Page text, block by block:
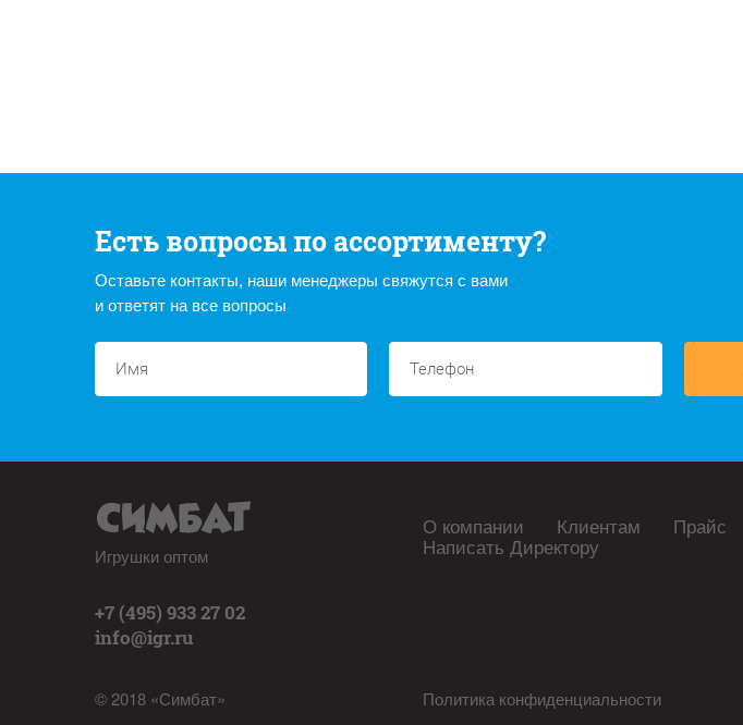
Есть вопросы по ассортименту?
Оставьте контакты, наши менеджеры свяжутся с вами
и ответят на все вопросы
Игрушки оптом
+7 (495) 933 27 02
info@igr.ru
© 2018 «Симбат»
О компании Клиентам Прайс
Написать Директору
Политика конфиденциальности